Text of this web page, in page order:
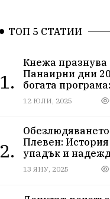
ТОП 5 СТАТИИ
1.
Кнежа празнува
Панаирни дни
богата
спортни
концерти под
12 ЮЛИ, 2025
2.
Плевен: История
упадък и
13 ЯНУ, 2025